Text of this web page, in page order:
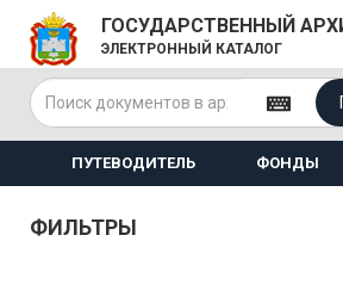
ГОСУДАРСТВЕННЫЙ
ЭЛЕКТРОННЫЙ КАТАЛОГ
ПУТЕВОДИТЕЛЬ ФОНДЫ
ФИЛЬТРЫ